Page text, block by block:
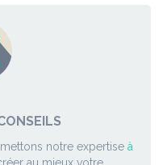
notre expertise à